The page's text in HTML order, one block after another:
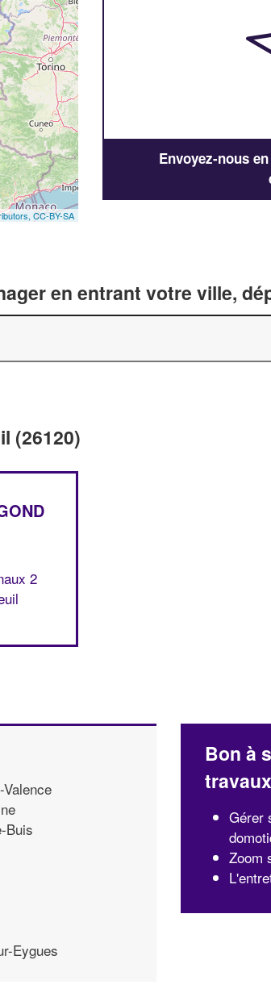
CC-BY-SA
Envoyez-nous
en entrant votre ville,
(26120)
2
Buis
Eygues
Bon à
travaux
Gérer
Zoom